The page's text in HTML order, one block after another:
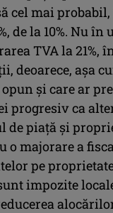
cel mai probabil,
de la 10%. Nu
TVA la 21%,
deoarece, așa
și care ar
progresiv ca
de piață și
o majorare a
pe
impozite